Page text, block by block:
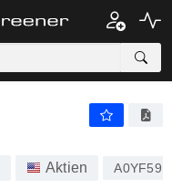
Aktien A0YF59